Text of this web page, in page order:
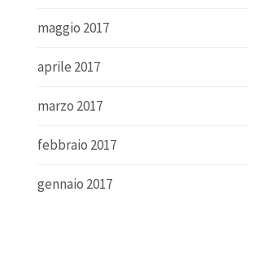
maggio 2017
aprile 2017
marzo 2017
febbraio 2017
gennaio 2017